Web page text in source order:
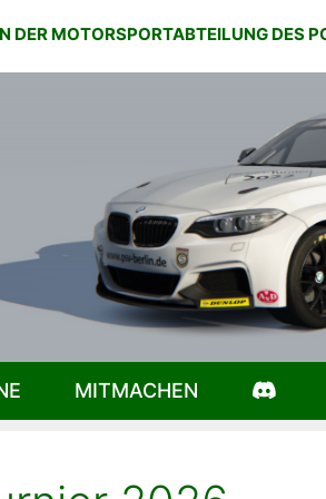
DER MOTORSPORTABTEILUNG DES
MITMACHEN